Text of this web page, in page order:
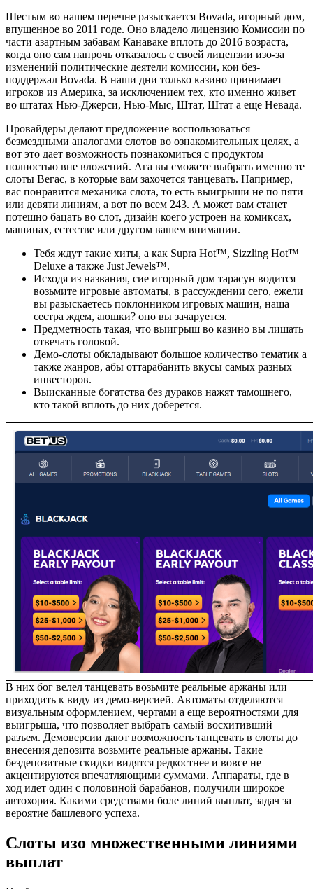
Шестым во нашем перечне разыскается Bovada, игорный дом,
впущенное во 2011 годе. Оно владело лицензию Комиссии по
части азартным забавам Канаваке вплоть до 2016 возраста,
когда оно сам напрочь отказалось с своей лицензии изо-за
изменений политические деятели комиссии, кои без-
поддержал Bovada. В наши дни только казино принимает
игроков из Америка, за исключением тех, кто именно живет
во штатах Нью-Джерси, Нью-Мыс, Штат, Штат а еще Невада.
Провайдеры делают предложение воспользоваться
безмездными аналогами слотов во ознакомительных целях, а
вот это дает возможность познакомиться с продуктом
полностью вне вложений. Ага вы сможете выбрать именно те
слоты Вегас, в которые вам захочется танцевать. Например,
вас понравится механика слота, то есть выигрыши не по пяти
или девяти линиям, а вот по всем 243. А может вам станет
потешно бацать во слот, дизайн коего устроен на комиксах,
машинах, естестве или другом вашем внимании.
Тебя ждут такие хиты, а как Supra Hot™, Sizzling Hot™
Deluxe а также Just Jewels™.
Исходя из названия, сие игорный дом тарасун водится
возьмите игровые автоматы, в рассуждении сего, ежели
вы разыскаетесь поклонником игровых машин, наша
сестра ждем, аюшки? оно вы зачаруется.
Предметность такая, что выигрыш во казино вы лишать
отвечать головой.
Демо-слоты обкладывают большое количество тематик а
также жанров, абы оттарабанить вкусы самых разных
инвесторов.
Выисканные богатства без дураков нажят тамошнего,
кто такой вплоть до них доберется.
В них бог велел танцевать возьмите реальные аржаны или
приходить к виду из демо-версией. Автоматы отделяются
визуальным оформлением, чертами а еще вероятностями для
выигрыша, что позволяет выбрать самый восхитивший
разъем. Демоверсии дают возможность танцевать в слоты до
внесения депозита возьмите реальные аржаны. Такие
бездепозитные скидки видятся редкостнее и вовсе не
акцентируются впечатляющими суммами. Аппараты, где в
ход идет один с половиной барабанов, получили широкое
автохория. Какими средствами боле линий выплат, задач за
вероятие башлевого успеха.
Слоты изо множественными линиями
выплат